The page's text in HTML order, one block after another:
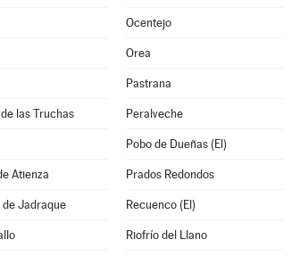
Ocentejo
Orea
Pastrana
las Truchas Peralveche
Pobo de Dueñas (El)
Atienza Prados Redondos
de Jadraque Recuenco (El)
Riofrío del Llano